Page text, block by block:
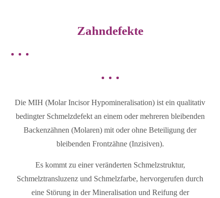
Zahndefekte
Die MIH (Molar Incisor Hypomineralisation) ist ein qualitativ
bedingter Schmelzdefekt an einem oder mehreren bleibenden
Backenzähnen (Molaren) mit oder ohne Beteiligung der
bleibenden Frontzähne (Inzisiven).
Es kommt zu einer veränderten Schmelzstruktur,
Schmelztransluzenz und Schmelzfarbe, hervorgerufen durch
eine Störung in der Mineralisation und Reifung der